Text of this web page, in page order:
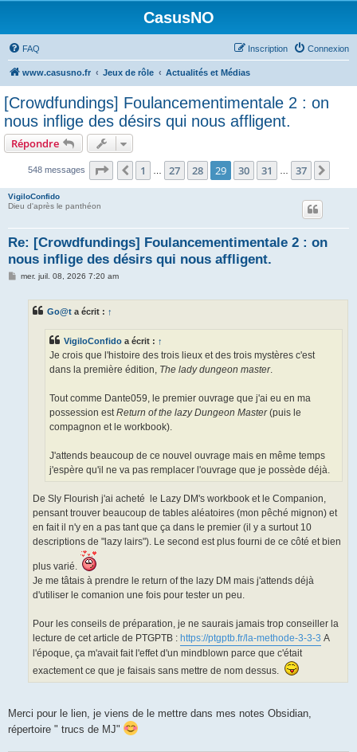
CasusNO
FAQ Connexion
Inscription
www.casusno.fr Jeux de rôle Actualités et Médias
[Crowdfundings] Foulancementimentale 2 : on
nous inflige des désirs qui nous affligent.
Répondre
548 messages Page 29 sur 37
Précédent
1 27 28 29 30 31 37
VigiloConfido
Dieu d'après le panthéon
Re: [Crowdfundings] Foulancementimentale 2 : on
nous inflige des désirs qui nous affligent.
Mmer. juil. 08, 2026 7:20 am
Go@t a écrit : ↑
VigiloConfido a écrit : ↑
Je crois que l'histoire des trois lieux et des trois mystères c'est
dans la première édition, The lady dungeon master.
Tout comme Dante059, le premier ouvrage que j'ai eu en ma
possession est Return of the lazy Dungeon Master(puis le
compagnon et le workbook).
J'attends beaucoup de ce nouvel ouvrage mais en même temps
j'espère qu'il ne va pas remplacer l'ouvrage que je possède déjà.
De Sly Flourish j'ai acheté le Lazy DM's workbook et le Companion,
pensant trouver beaucoup de tables aléatoires (mon pêché mignon) et
en fait il n'y en a pas tant que ça dans le premier (il y a surtout 10
descriptions de "lazy lairs"). Le second est plus fourni de ce côté et bien
plus varié.
Je me tâtais à prendre le return of the lazy DM mais j'attends déjà
d'utiliser le comanion une fois pour tester un peu.
Pour les conseils de préparation, je ne saurais jamais trop conseiller la
lecture de cet article de PTGPTB : https://ptgptb.fr/la-methode-3-3-3 A
l'époque, ça m'avait fait l'effet d'un mindblown parce que c'était
exactement ce que je faisais sans mettre de nom dessus.
Merci pour le lien, je viens de le mettre dans mes notes Obsidian,
répertoire " trucs de MJ"